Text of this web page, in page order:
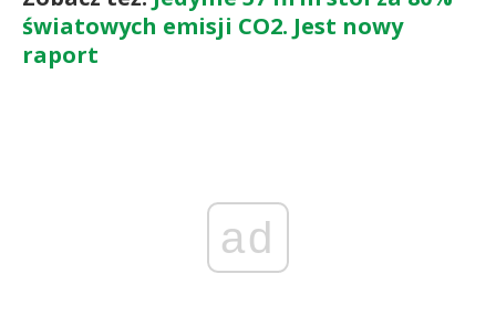
światowych emisji CO2. Jest nowy
raport
ad